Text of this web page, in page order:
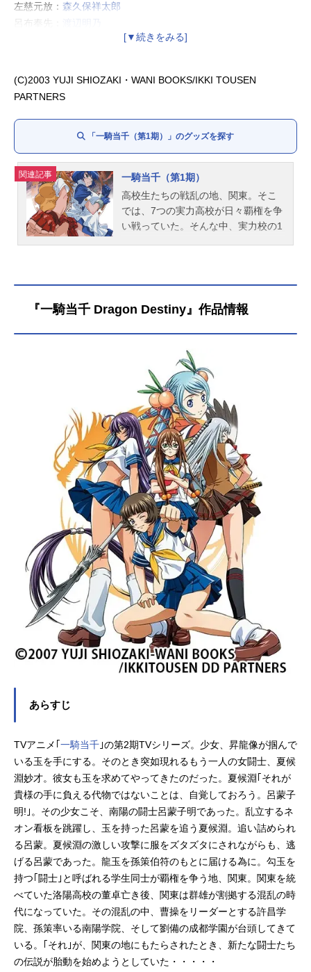
左慈元放： 森久保祥太郎
呂布奉先：
(C)2003 YUJI SHIOZAKI・WANI BOOKS/IKKI TOUSEN
PARTNERS
「一騎当千（第1期）」のグッズを探す
関連記事
一騎当千（第1期）
高校生たちの戦乱の地、関東。そこ
では、7つの実力高校が日々覇権を争
い戦っていた。そんな中、実力校の1
現れる強敵と戦いながら実力をつけ
ていくが、その陰には陰謀が渦巻い
ていた。伯符の運命はいかに…!?作
品名一騎当千（第1期）放送形態TV
アニメシリーズ一騎当千スケジュー
ル2003年7月30日（金）～10月22日
（金）AT-Xほか話数13話キャスト孫
策伯符：浅野真澄呂蒙子明：甲斐田
裕子周瑜公瑾：日野聡呉栄：井上喜
久子左慈元放：森久保祥太郎呂布奉
先：渡辺明乃干吉：小林由美子董卓
仲穎：浪川大輔楽就：飯島肇甘寧興
覇：上田陽司太史慈子義：三宅健太
スタッフ監督：渡部高志シリーズ構
成・脚本：吉岡たかをキャラクター
デザイン：長谷川眞也総作画監督：
和田崇アクション監修：中矢雅樹美
術監督：廣瀬義憲色彩設定：安藤智
美撮影監督：福世晋吾 鈴木洋平編
集：西山茂音楽：元倉宏 ProjectIKK
I音楽プロデューサー：折本雄一 竹
脇隆音響監督：高橋剛製作プロデュ
ーサー：田中茂裕 安藤摂 黒岩秀
之プロデューサー：大澤信博 松倉
友二プロデュース：ジェンコアニメ
ーション制作：J.C.STAFF製作...
『一騎当千 Dragon Destiny』作品情報
あらすじ
TVアニメ｢ 一騎当千 ｣の第2期TVシリーズ。少女、昇龍像が掴んで
いる玉を手にする。そのとき突如現れるもう一人の女闘士、夏候
淵妙才。彼女も玉を求めてやってきたのだった。夏候淵｢それが
貴様の手に負える代物ではないことは、自覚しておろう。呂蒙子
明!｣。その少女こそ、南陽の闘士呂蒙子明であった。乱立するネ
オン看板を跳躍し、玉を持った呂蒙を追う夏候淵。追い詰められ
る呂蒙。夏候淵の激しい攻撃に服をズタズタにされながらも、逃
げる呂蒙であった。龍玉を孫策伯符のもとに届ける為に。勾玉を
持つ｢闘士｣と呼ばれる学生同士が覇権を争う地、関東。関東を統
べていた洛陽高校の董卓亡き後、関東は群雄が割拠する混乱の時
代になっていた。その混乱の中、曹操をリーダーとする許昌学
院、孫策率いる南陽学院、そして劉備の成都学園が台頭してきて
いる。｢それ｣が、関東の地にもたらされたとき、新たな闘士たち
の伝説が胎動を始めようとしていた・・・・・